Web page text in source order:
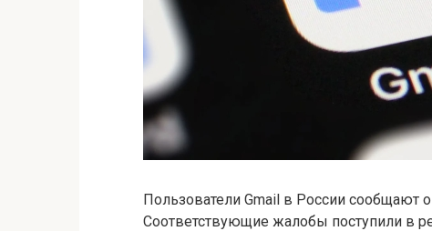
Пользователи Gmail в России сообщают
Соответствующие жалобы поступили в